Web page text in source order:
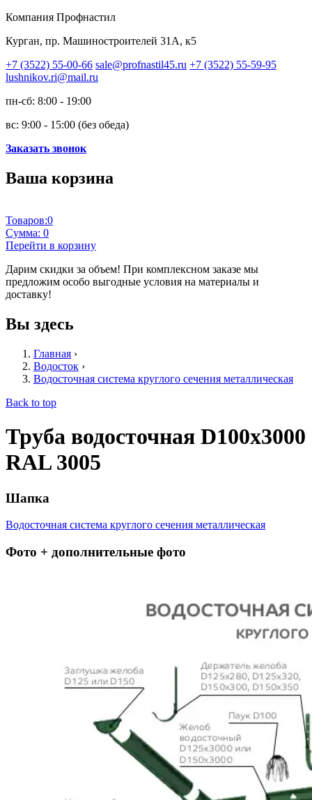
Компания Профнастил
Курган, пр. Машиностроителей 31А, к5
+7 (3522) 55-00-66 sale@profnastil45.ru +7 (3522) 55-59-95
lushnikov.ri@mail.ru
пн-сб: 8:00 - 19:00
вс: 9:00 - 15:00 (без обеда)
Заказать звонок
Ваша корзина
Товаров:0
Сумма: 0
Перейти в корзину
Дарим скидки за объем! При комплексном заказе мы
предложим особо выгодные условия на материалы и
доставку!
Вы здесь
Главная ›
Водосток ›
Водосточная система круглого сечения металлическая
Back to top
Труба водосточная D100х3000
RAL 3005
Шапка
Водосточная система круглого сечения металлическая
Фото + дополнительные фото